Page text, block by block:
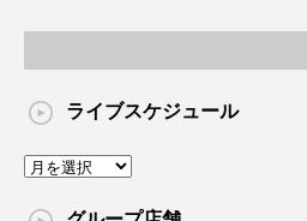
ライブスケジュール